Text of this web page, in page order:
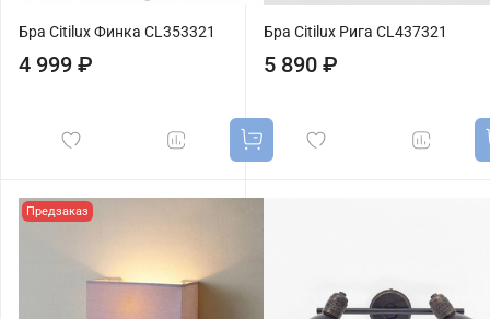
Бра Citilux Финка CL353321
4 999 ₽
Бра Citilux Рига CL437321
5 890 ₽
Предзаказ